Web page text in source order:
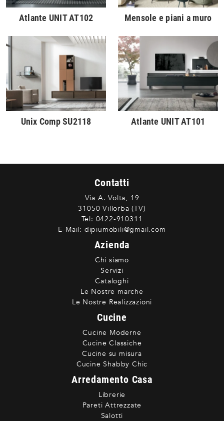
Atlante UNIT AT102 Mensole e piani a muro
Unix Comp SU2118 Atlante UNIT AT101
Contatti
Via A. Volta, 19
31050 Villorba (TV)
Tel: 0422-910311
E-Mail: dipiumobili@gmail.com
Azienda
Chi siamo
Servizi
Cataloghi
Le Nostre marche
Le Nostre Realizzazioni
Cucine
Cucine Moderne
Cucine Classiche
Cucine su misura
Cucine Shabby Chic
Arredamento Casa
Librerie
Pareti Attrezzate
Salotti